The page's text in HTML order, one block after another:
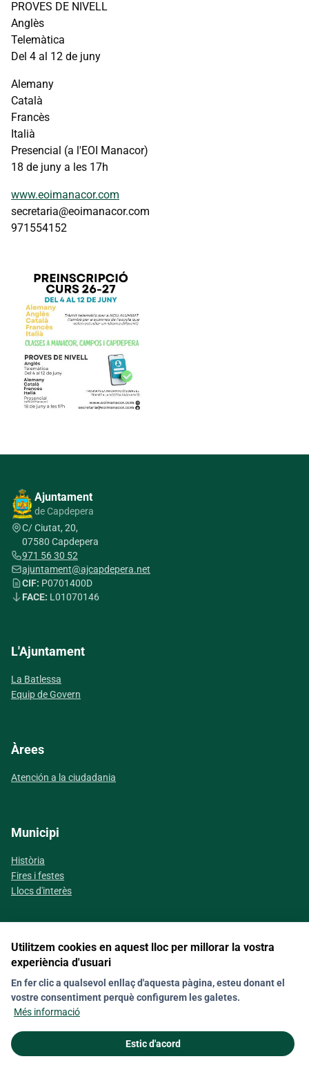
PROVES DE NIVELL
Anglès
Telemàtica
Del 4 al 12 de juny
Alemany
Català
Francès
Italià
Presencial (a l'EOI Manacor)
18 de juny a les 17h
www.eoimanacor.com
secretaria@eoimanacor.com
971554152
Ajuntament
de Capdepera
C/ Ciutat, 20,
07580 Capdepera
971 56 30 52
ajuntament@ajcapdepera.net
CIF: P0701400D
FACE: L01070146
L'Ajuntament
La Batlessa
Equip de Govern
Àrees
Atención a la ciudadania
Municipi
Història
Fires i festes
Llocs d'interès
Segueix-nos a les xarxes socials
Política de galetes (Cookies)
Política de privacitat
Utilitzem cookies en aquest lloc per millorar la vostra
experiència d'usuari
En fer clic a qualsevol enllaç d'aquesta pàgina, esteu donant el
vostre consentiment perquè configurem les galetes.
Més informació
Estic d'acord